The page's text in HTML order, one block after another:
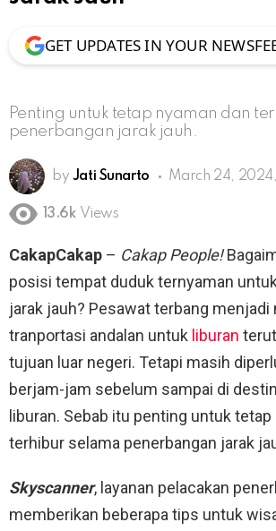
GET UPDATES IN YOUR
Penting untuk tetap nyaman dan
penerbangan jarak jauh.
by Jati Sunarto March 24,
13.6k Views
CakapCakap – Cakap People!
posisi tempat duduk ternyaman
jarak jauh? Pesawat terbang menjadi
tranportasi andalan untuk liburan
tujuan luar negeri. Tetapi masih
berjam-jam sebelum sampai di
liburan. Sebab itu penting untuk tetap
terhibur selama penerbangan jarak
Skyscanner, layanan pelacakan
memberikan beberapa tips untuk